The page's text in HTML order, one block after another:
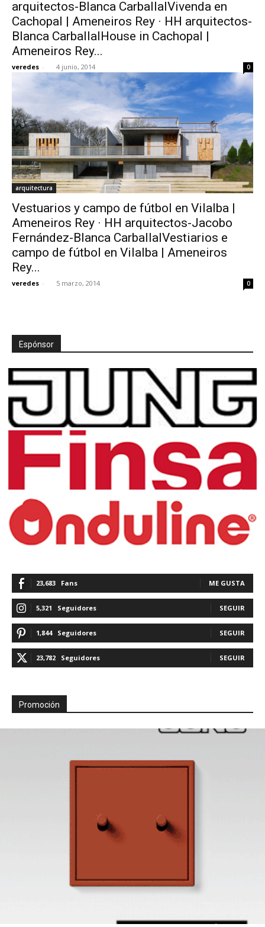
arquitectos-Blanca CarballalVivenda en
Cachopal | Ameneiros Rey · HH arquitectos-
Blanca CarballalHouse in Cachopal |
Ameneiros Rey...
veredes - 4 junio, 2014 0
arquitectura
Vestuarios y campo de fútbol en Vilalba |
Ameneiros Rey · HH arquitectos-Jacobo
Fernández-Blanca CarballalVestiarios e
campo de fútbol en Vilalba | Ameneiros
Rey...
veredes - 5 marzo, 2014 0
Espónsor
23,683 Fans ME GUSTA
5,321 Seguidores SEGUIR
1,844 Seguidores SEGUIR
23,782 Seguidores SEGUIR
Promoción